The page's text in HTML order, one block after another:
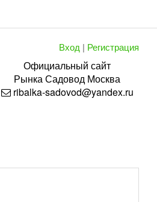
Вход | Регистрация
Официальный сайт
РынкаСадовод Москва
ribalka-sadovod@yandex.ru